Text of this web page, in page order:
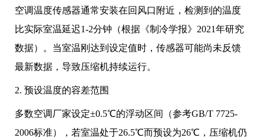
空调温度传感器通常安装在回风口附近，检测到的温度
比实际室温延迟1-2分钟（根据《制冷学报》2021年研究
数据）。当室温刚达到设定值时，传感器可能尚未反馈
最新数据，导致压缩机持续运行。
2. 预设温度的容差范围
多数空调厂家设定±0.5℃的浮动区间（参考GB/T 7725-
2006标准），若室温处于26.5℃而预设为26℃，压缩机仍